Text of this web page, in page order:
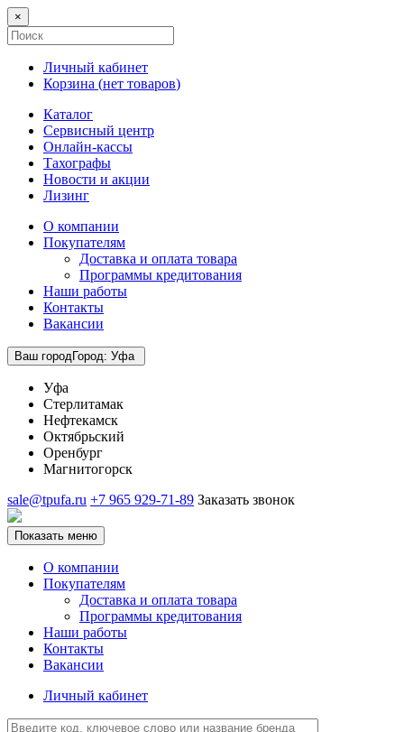
×
Личный кабинет
Корзина (нет товаров)
Каталог
Сервисный центр
Онлайн-кассы
Тахографы
Новости и акции
Лизинг
О компании
Покупателям
Доставка и оплата товара
Программы кредитования
Наши работы
Контакты
Вакансии
Ваш городГород: Уфа
Уфа
Стерлитамак
Нефтекамск
Октябрьский
Оренбург
Магнитогорск
sale@tpufa.ru +7 965 929-71-89 Заказать звонок
Показать меню
О компании
Покупателям
Доставка и оплата товара
Программы кредитования
Наши работы
Контакты
Вакансии
Личный кабинет